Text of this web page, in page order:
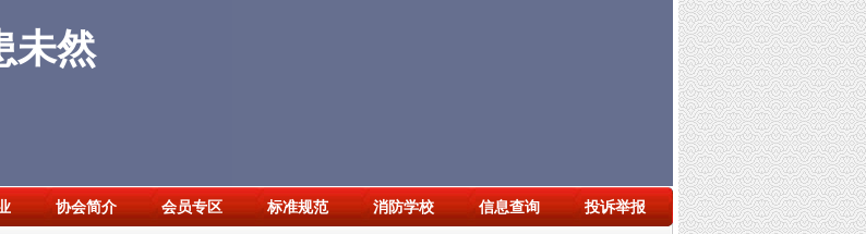
未然
协会简介 会员专区 标准规范 消防学校 信息查询 投诉举报